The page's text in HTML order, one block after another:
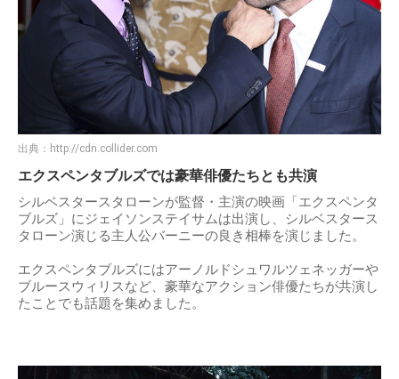
出典： http://cdn.collider.com
エクスペンタブルズでは豪華俳優たちとも共演
シルベスタースタローンが監督・主演の映画「エクスペンタ
ブルズ」にジェイソンステイサムは出演し、シルベスタース
タローン演じる主人公バーニーの良き相棒を演じました。
エクスペンタブルズにはアーノルドシュワルツェネッガーや
ブルースウィリスなど、豪華なアクション俳優たちが共演し
たことでも話題を集めました。